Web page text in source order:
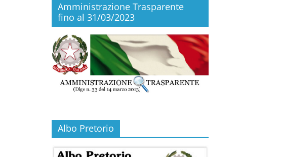
Amministrazione Trasparente
fino al 31/03/2023
Albo Pretorio